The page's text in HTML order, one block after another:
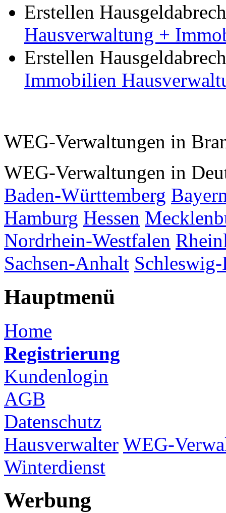
Erstellen
Hausverwaltung +
Erstellen
Immobilien
WEG-Verwaltungen in
WEG-Verwaltungen in
Baden-Württemberg
Hamburg Hessen
Nordrhein-Westfalen
Sachsen-Anhalt
Hauptmenü
Home
Registrierung
Kundenlogin
AGB
Datenschutz
Hausverwalter WEG-
Winterdienst
Werbung